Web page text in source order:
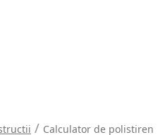
/ Calculator de polistiren